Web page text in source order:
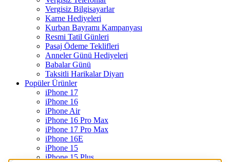
Vergisiz Bilgisayarlar
Karne Hediyeleri
Kurban Bayramı Kampanyası
Resmi Tatil Günleri
Pasaj Ödeme Teklifleri
Anneler Günü Hediyeleri
Babalar Günü
Taksitli Harikalar Diyarı
Popüler Ürünler
iPhone 17
iPhone 16
iPhone Air
iPhone 16 Pro Max
iPhone 17 Pro Max
iPhone 16E
iPhone 15
iPhone 15 Plus